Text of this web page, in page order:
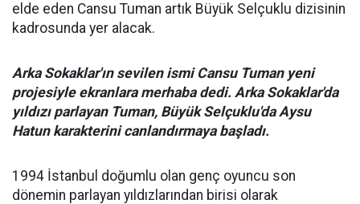
elde eden Cansu Tuman artık Büyük Selçuklu dizisinin
kadrosunda yer alacak.
Arka Sokaklar'ın sevilen ismi Cansu Tuman yeni
projesiyle ekranlara merhaba dedi. Arka Sokaklar'da
yıldızı parlayan Tuman, Büyük Selçuklu'da Aysu
Hatun karakterini canlandırmaya başladı.
1994 İstanbul doğumlu olan genç oyuncu son
dönemin parlayan yıldızlarından birisi olarak